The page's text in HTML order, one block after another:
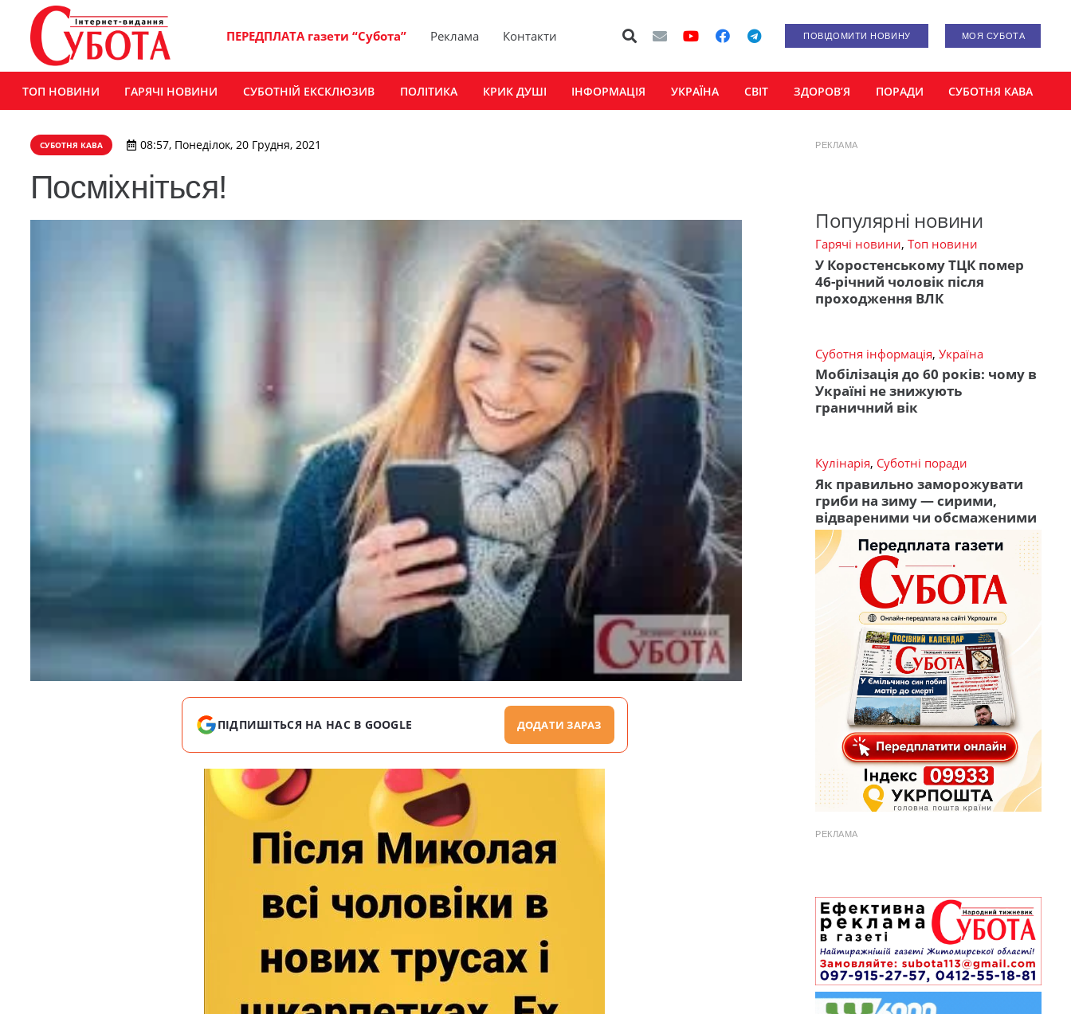
ПЕРЕДПЛАТА газети “Субота” Реклама Контакти ПОВІДОМИТИ НОВИНУ МОЯ СУБОТА
ТОП НОВИНИ ГАРЯЧІ НОВИНИ СУБОТНІЙ ЕКСКЛЮЗИВ ПОЛІТИКА КРИК ДУШІ ІНФОРМАЦІЯ УКРАЇНА СВІТ ЗДОРОВ’Я ПОРАДИ СУБОТНЯ КАВА
СУБОТНЯ КАВА 08:57, Понеділок, 20 Грудня, 2021
Посміхніться!
ПІДПИШІТЬСЯ НА НАС В GOOGLE ДОДАТИ ЗАРАЗ
РЕКЛАМА
Популярні новини
Гарячі новини, Топ новини
У Коростенському ТЦК помер
46-річний чоловік після
проходження ВЛК
Суботня інформація, Україна
Мобілізація до 60 років: чому в
Україні не знижують
граничний вік
Кулінарія, Суботні поради
Як правильно заморожувати
гриби на зиму — сирими,
відвареними чи обсмаженими
РЕКЛАМА